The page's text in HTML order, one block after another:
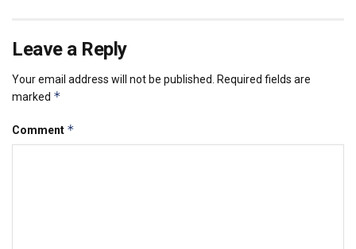
Leave a Reply
Your email address will not be published. Required fields are
marked *
Comment *